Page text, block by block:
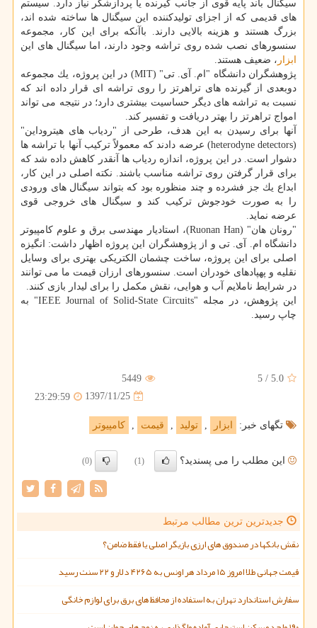
سیگنال باند پایه قوی از جانب گیرنده یا پردازشگر نیاز دارد. سیستم
های قدیمی كه از اجزای تولیدكننده این سیگنال ها ساخته شده اند،
بزرگ هستند و هزینه بالایی دارند. باآنكه برای این كار، مجموعه
سنسورهای نصب شده روی تراشه وجود دارند، اما سیگنال های این
ابزار ، ضعیف هستند.
پژوهشگران دانشگاه "ام. آی. تی" (MIT) در این پروژه، یك مجموعه
دوبعدی از گیرنده های تراهرتز را روی تراشه ای قرار داده اند كه
نسبت به تراشه های دیگر حساسیت بیشتری دارد؛ در نتیجه می تواند
امواج تراهرتز را بهتر دریافت و تفسیر كند.
آنها برای رسیدن به این هدف، طرحی از "ردیاب های هیتروداین"
(heterodyne detectors) عرضه دادند كه معمولاً تركیب آنها با تراشه ها
دشوار است. در این پروژه، اندازه ردیاب ها آنقدر كاهش داده شد كه
برای قرار گرفتن روی تراشه مناسب باشند. نكته اصلی در این كار،
ابداع یك جز فشرده و چند منظوره بود كه بتواند سیگنال های ورودی
را به صورت خودجوش تركیب كند و سیگنال های خروجی قوی
عرضه نماید.
"رونان هان" (Ruonan Han)، استادیار مهندسی برق و علوم كامپیوتر
دانشگاه ام. آی. تی و از پژوهشگران این پروژه اظهار داشت: انگیزه
اصلی برای این پروژه، ساخت چشمان الكتریكی بهتری برای وسایل
نقلیه و پهپادهای خودران است. سنسورهای ارزان قیمت ما می توانند
در شرایط ناملایم آب و هوایی، نقش مكمل را برای لیدار بازی كنند.
این پژوهش، در مجله "IEEE Journal of Solid-State Circuits" به
چاپ رسید.
5.0
/
5
5449
1397/11/25
23:29:59
تگهای خبر: ابزار تولید قیمت كامپیوتر
این مطلب را می پسندید؟ (1)
(0)
جدیدترین ترین مطالب مرتبط
نقش بانکها در صندوق های ارزی بازیگر اصلی یا فقط ضامن؟
قیمت جهانی طلا امروز ۱۵ مرداد هر اونس به ۴۲۶۵ دلار و ۲۲ سنت رسید
سفارش استاندارد تهران به استفاده از محافظ های برق برای لوازم خانگی